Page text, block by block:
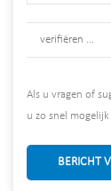
Als u vragen of
u zo snel
BERICHT